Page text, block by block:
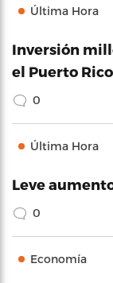
Última Hora
Inversión
el Puerto
0
Última Hora
Leve
0
Economía